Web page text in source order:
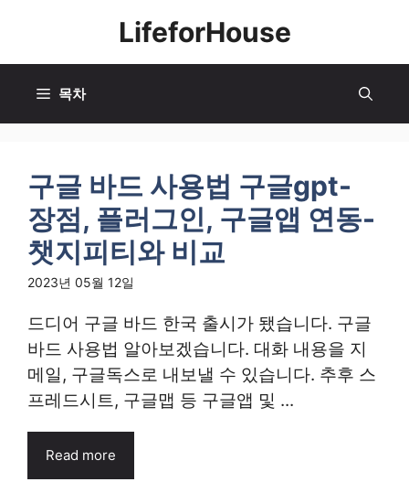
츠
LifeforHouse
목차
구글 바드 사용법 구글gpt-
장점, 플러그인, 구글앱 연동-
챗지피티와 비교
2023년 05월 12일
드디어 구글 바드 한국 출시가 됐습니다. 구글
바드 사용법 알아보겠습니다. 대화 내용을 지
메일, 구글독스로 내보낼 수 있습니다. 추후 스
프레드시트, 구글맵 등 구글앱 및 ...
Read more